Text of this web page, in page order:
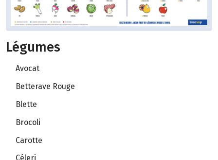
Légumes
Avocat
Betterave Rouge
Blette
Brocoli
Carotte
Céleri